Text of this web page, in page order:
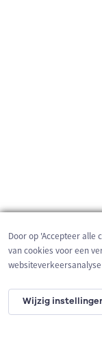
200 m
Door op 'Accepteer
van cookies voor een
Wijzig